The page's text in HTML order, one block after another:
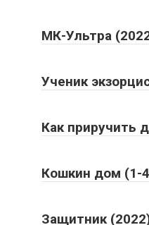
МК-Ультра
Ученик
Как приручить
Кошкин дом (1-
Защитник